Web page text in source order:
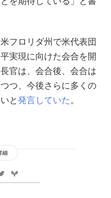
フロリダ州で米代表団
実現に向けた会合を開
官は、会合後、会合は
つ、今後さらに多くの
と発言していた 。
細